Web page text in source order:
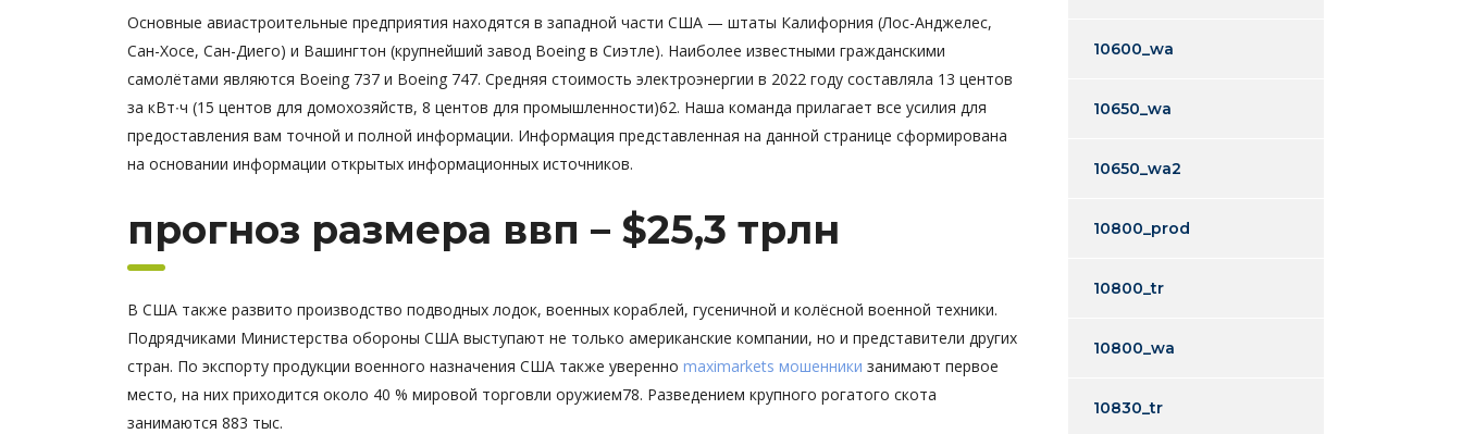
Основные авиастроительные предприятия находятся в западной части США — штаты Калифорния (Лос-Анджелес,
Сан-Хосе, Сан-Диего) и Вашингтон (крупнейший завод Boeing в Сиэтле). Наиболее известными гражданскими
самолётами являются Boeing 737 и Boeing 747. Средняя стоимость электроэнергии в 2022 году составляла 13 центов
за кВт∙ч (15 центов для домохозяйств, 8 центов для промышленности)62. Наша команда прилагает все усилия для
предоставления вам точной и полной информации. Информация представленная на данной странице сформирована
на основании информации открытых информационных источников.
прогноз размера ввп – $25,3 трлн
В США также развито производство подводных лодок, военных кораблей, гусеничной и колёсной военной техники.
Подрядчиками Министерства обороны США выступают не только американские компании, но и представители других
стран. По экспорту продукции военного назначения США также уверенно maximarkets мошенники занимают первое
место, на них приходится около 40 % мировой торговли оружием78. Разведением крупного рогатого скота
занимаются 883 тыс.
10600_wa
10650_wa
10650_wa2
10800_prod
10800_tr
10800_wa
10830_tr